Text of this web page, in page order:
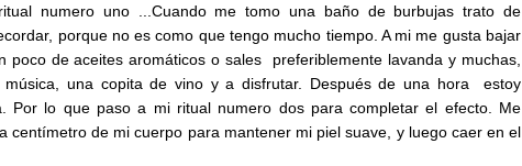
numero uno ...Cuando me tomo una baño de burbujas trato de
porque no es como que tengo mucho tiempo. A mi me gusta bajar
poco de aceites aromáticos o sales preferiblemente lavanda y muchas,
una copita de vino y a disfrutar. Después de una hora
estoy
Por lo que paso a mi ritual numero dos para completar el efecto. Me
centímetro de mi cuerpo para mantenermi piel suave y luego caer en el